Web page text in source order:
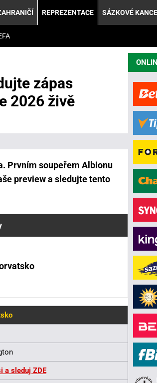
REPREZENTACE SÁZKOVÉ
zápas
2026 živě
Prvním soupeřem Albionu
preview a sledujte tento
a sleduj ZDE